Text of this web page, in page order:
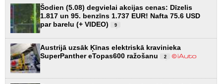
Šodien (5.08) degvielai akcijas cenas: Dīzelis
1.817 un 95. benzīns 1.737 EUR! Nafta 75.6 USD
par barelu (+ VIDEO)
9
Austrijā uzsāk Ķīnas elektriskā kravinieka
SuperPanther eTopas600 ražošanu
2